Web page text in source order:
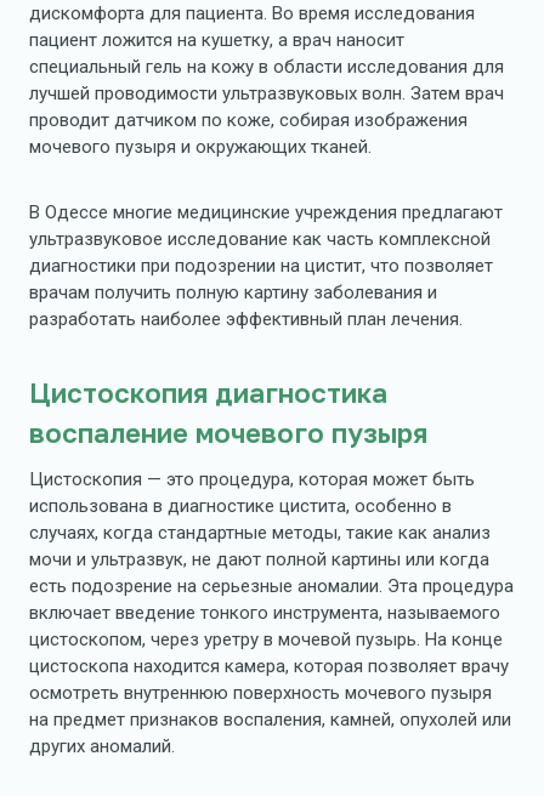
дискомфорта для пациента. Во время исследования
пациент ложится на кушетку, а врач наносит
специальный гель на кожу в области исследования для
лучшей проводимости ультразвуковых волн. Затем врач
проводит датчиком по коже, собирая изображения
мочевого пузыря и окружающих тканей.
В Одессе многие медицинские учреждения предлагают
ультразвуковое исследование как часть комплексной
диагностики при подозрении на цистит, что позволяет
врачам получить полную картину заболевания и
разработать наиболее эффективный план лечения.
Цистоскопия диагностика
воспаление мочевого пузыря
Цистоскопия — это процедура, которая может быть
использована в диагностике цистита, особенно в
случаях, когда стандартные методы, такие как анализ
мочи и ультразвук, не дают полной картины или когда
есть подозрение на серьезные аномалии. Эта процедура
включает введение тонкого инструмента, называемого
цистоскопом, через уретру в мочевой пузырь. На конце
цистоскопа находится камера, которая позволяет врачу
осмотреть внутреннюю поверхность мочевого пузыря
на предмет признаков воспаления, камней, опухолей или
других аномалий.